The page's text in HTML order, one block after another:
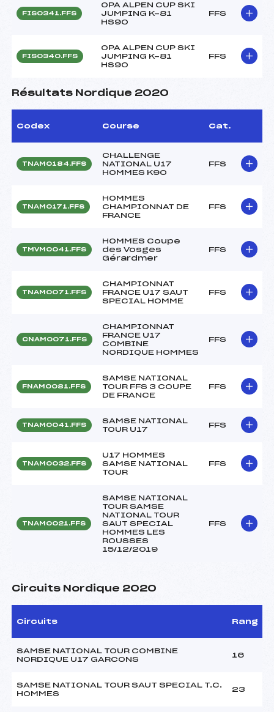
FIS0341.FFS
OPA ALPEN CUP SKI
JUMPING K-81
HS90
FFS
FIS0340.FFS
OPA ALPEN CUP SKI
JUMPING K-81
HS90
FFS
Résultats Nordique 2020
Codex Course Cat.
TNAM0184.FFS
CHALLENGE
NATIONAL U17
HOMMES K90
FFS
TNAM0171.FFS
HOMMES
CHAMPIONNAT DE
FRANCE
FFS
TMVM0041.FFS
HOMMES Coupe
des Vosges
Gérardmer
FFS
TNAM0071.FFS
CHAMPIONNAT
FRANCE U17 SAUT
SPECIAL HOMME
FFS
CNAM0071.FFS
CHAMPIONNAT
FRANCE U17
COMBINE
NORDIQUE HOMMES
FFS
FNAM0081.FFS
SAMSE NATIONAL
TOUR FFS 3 COUPE
DE FRANCE
FFS
TNAM0041.FFS
SAMSE NATIONAL
TOUR U17
FFS
TNAM0032.FFS
U17 HOMMES
SAMSE NATIONAL
TOUR
FFS
TNAM0021.FFS
SAMSE NATIONAL
TOUR SAMSE
NATIONAL TOUR
SAUT SPECIAL
HOMMES LES
ROUSSES
15/12/2019
FFS
Circuits Nordique 2020
Circuits Rang
SAMSE NATIONAL TOUR COMBINE
NORDIQUE U17 GARCONS
16
SAMSE NATIONAL TOUR SAUT SPECIAL T.C.
HOMMES
23